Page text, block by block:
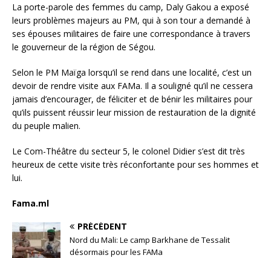
La porte-parole des femmes du camp, Daly Gakou a exposé
leurs problèmes majeurs au PM, qui à son tour a demandé à
ses épouses militaires de faire une correspondance à travers
le gouverneur de la région de Ségou.
Selon le PM Maïga lorsqu’il se rend dans une localité, c’est un
devoir de rendre visite aux FAMa. Il a souligné qu’il ne cessera
jamais d’encourager, de féliciter et de bénir les militaires pour
qu’ils puissent réussir leur mission de restauration de la dignité
du peuple malien.
Le Com-Théâtre du secteur 5, le colonel Didier s’est dit très
heureux de cette visite très réconfortante pour ses hommes et
lui.
Fama.ml
PRÉCÉDENT
Nord du Mali: Le camp Barkhane de Tessalit
désormais pour les FAMa